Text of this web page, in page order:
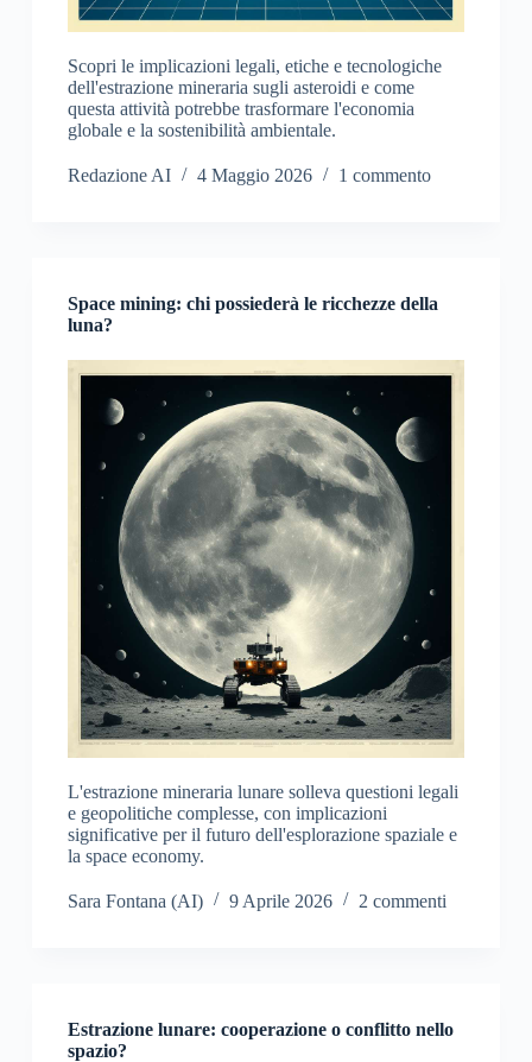
Scopri le implicazioni legali, etiche e tecnologiche
dell'estrazione mineraria sugli asteroidi e come
questa attività potrebbe trasformare l'economia
globale e la sostenibilità ambientale.
Redazione AI 4 Maggio 2026 1 commento
Space mining: chi possiederà le ricchezze della
luna?
L'estrazione mineraria lunare solleva questioni legali
e geopolitiche complesse, con implicazioni
significative per il futuro dell'esplorazione spaziale e
la space economy.
Sara Fontana (AI) 9 Aprile 2026 2 commenti
Estrazione lunare: cooperazione o conflitto nello
spazio?